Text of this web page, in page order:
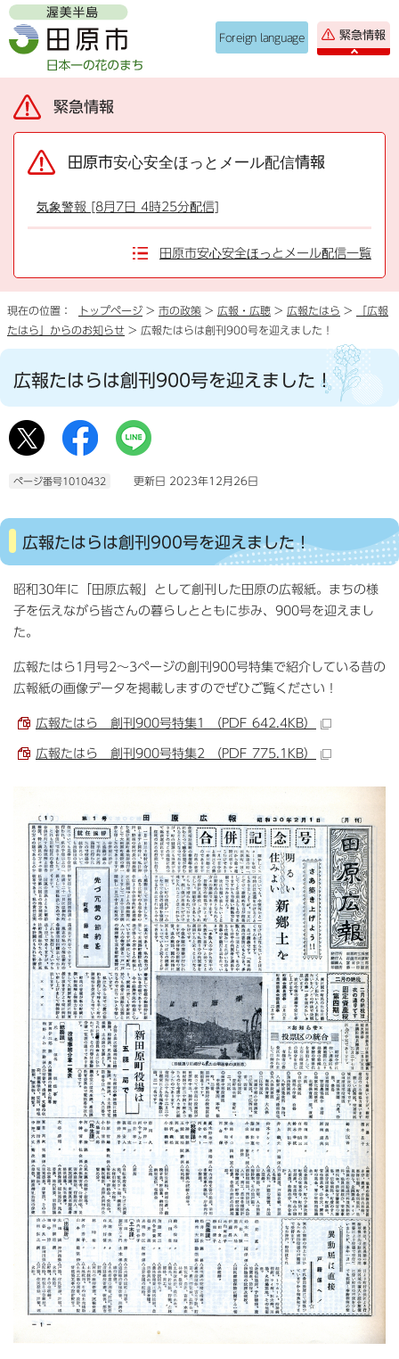
Foreign language 緊急情報
緊急情報
田原市安心安全ほっとメール配信情報
気象警報 [8月7日 4時25分配信]
田原市安心安全ほっとメール配信一覧
現在の位置： トップページ > 市の政策 > 広報・広聴 > 広報たはら >
「広報
たはら」からのお知らせ > 広報たはらは創刊900号を迎えました！
広報たはらは創刊900号を迎えました！
ページ番号1010432 更新日 2023年12月26日
広報たはらは創刊900号を迎えました！
昭和30年に「田原広報」として創刊した田原の広報紙。まちの様
子を伝えながら皆さんの暮らしとともに歩み、900号を迎えまし
た。
広報たはら1月号2～3ページの創刊900号特集で紹介している昔の
広報紙の画像データを掲載しますのでぜひご覧ください！
広報たはら 創刊900号特集1 （PDF 642.4KB）
広報たはら 創刊900号特集2 （PDF 775.1KB）